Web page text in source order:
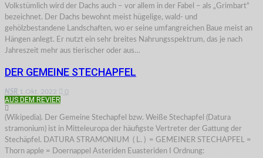
Volkstümlich wird der Dachs auch – vor allem in der Fabel – als „Grimbart“
bezeichnet. Der Dachs bewohnt meist hügelige, wald- und
gehölzbestandene Landschaften, wo er seine umfangreichen Baue meist an
Hängen anlegt. Er nutzt ein sehr breites Nahrungsspektrum, das je nach
Jahreszeit mehr aus tierischer oder aus…
DER GEMEINE STECHAPFEL
NSR 1.Okt. 2022 0
AUS DEM REVIER
(Wikipedia). Der Gemeine Stechapfel bzw. Weiße Stechapfel (Datura
stramonium) ist in Mitteleuropa der häufigste Vertreter der Gattung der
Stechäpfel. DATURA STRAMONIUM ( L. ) = GEMEINER STECHAPFEL =
Thorn apple = Doernappel Asteriden Euasteriden I Ordnung: